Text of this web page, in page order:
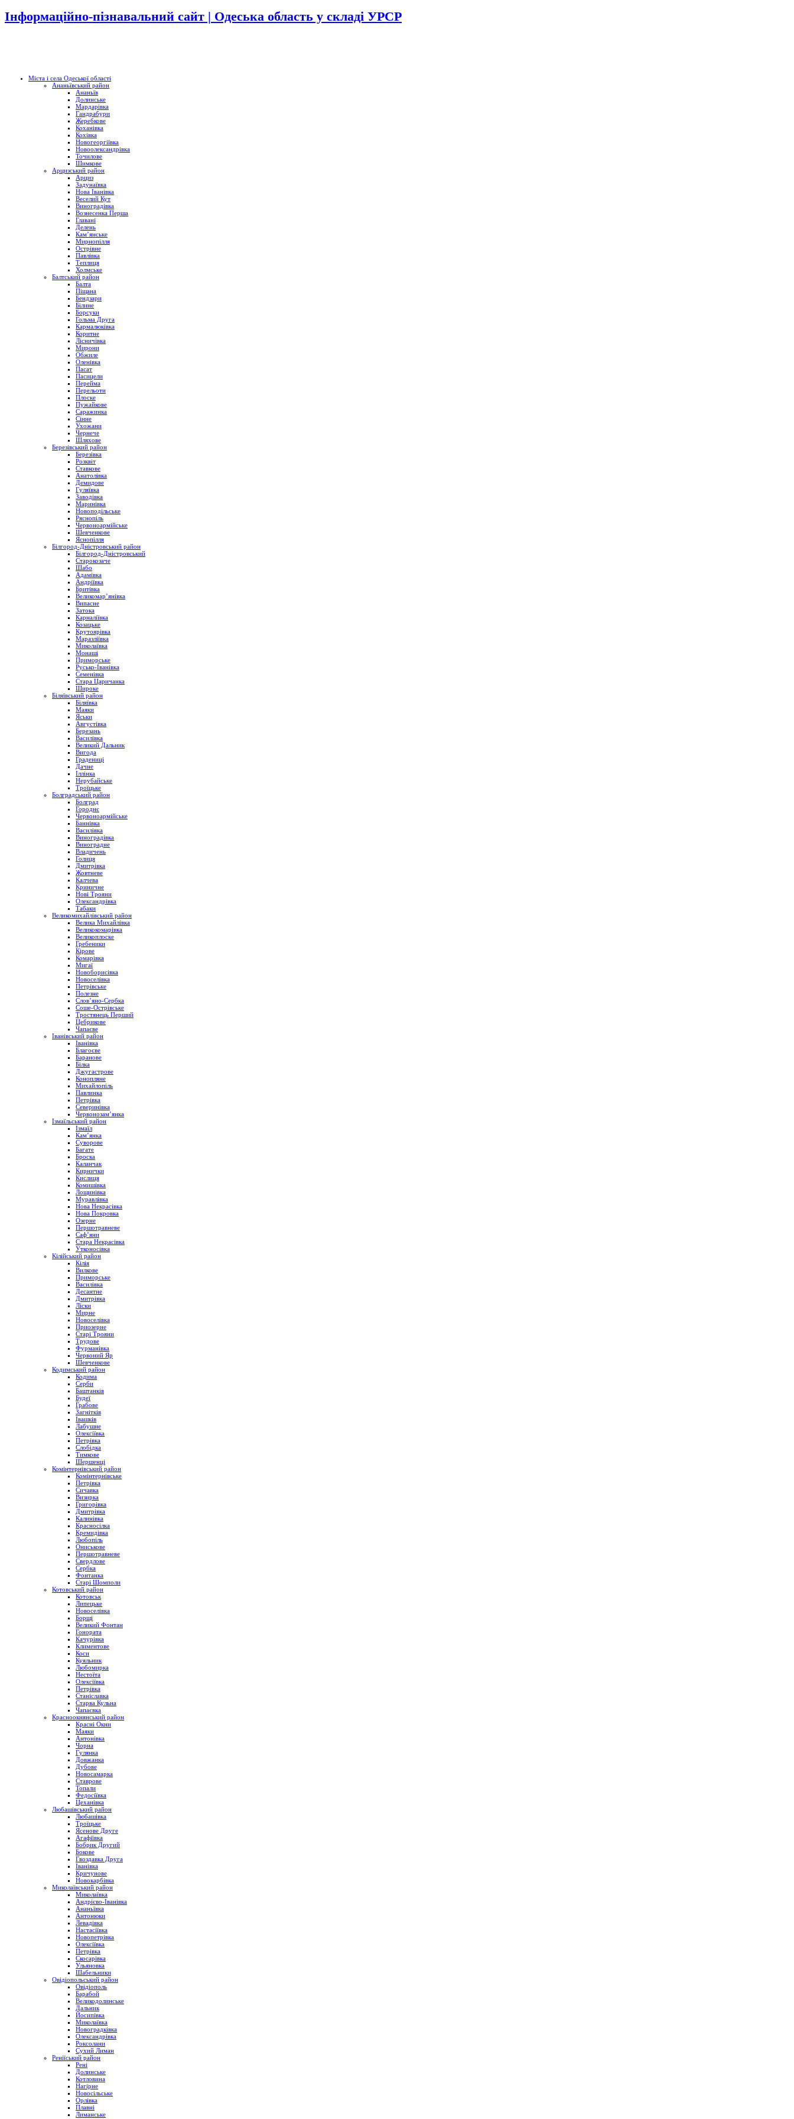
Інформаційно-пізнавальний сайт | Одеська область у складі УРСР
Міста і села Одеської області
Ананьївський район
Ананьїв
Долинське
Мардарівка
Гандрабури
Жеребкове
Коханівка
Кохівка
Новогеоргіївка
Новоолександрівка
Точилове
Шимкове
Арцизський район
Арциз
Задунаївка
Нова Іванівка
Веселий Кут
Виноградівка
Вознесенка Перша
Главані
Делень
Кам’янське
Мирнопілля
Острівне
Павлівка
Теплиця
Холмське
Балтський район
Балта
Піщана
Бендзари
Білине
Борсуки
Гольма Друга
Кармалюківка
Коритне
Лісничівка
Мирони
Обжиле
Оленівка
Пасат
Пасицели
Перейма
Перельоти
Плоске
Пужайкове
Саражинка
Сінне
Ухожани
Чернече
Шляхове
Березівський район
Березівка
Розквіт
Ставкове
Анатолівка
Демидове
Гуляївка
Заводівка
Маринівка
Новоподільське
Ряснопіль
Червоноармійське
Шевченкове
Яснопілля
Білгород-Дністровський район
Білгород-Дністровський
Старокозаче
Шабо
Адамівка
Андріївка
Бритівка
Великомар’янівка
Випасне
Затока
Карналіївка
Козацьке
Крутоярівка
Маразліївка
Миколаївка
Монаші
Приморське
Русько-Іванівка
Семенівка
Стара Царичанка
Широке
Біляївський район
Біляївка
Маяки
Яськи
Августівка
Березань
Василівка
Великий Дальник
Вигода
Градениці
Дачне
Іллінка
Нерубайське
Троїцьке
Болградський район
Болград
Городнє
Червоноармійське
Баннівка
Василівка
Виноградівка
Виноградне
Владичень
Голиця
Дмитрівка
Жовтневе
Калчева
Криничне
Нові Трояни
Олександрівка
Табаки
Великомихайлівський район
Велика Михайлівка
Великокомарівка
Великоплоске
Гребеники
Кірове
Комарівка
Мигаї
Новоборисівка
Новоселівка
Петрівське
Полезне
Слов’яно-Сербка
Соше-Острівське
Тростянець Перший
Цебрикове
Чапаєве
Іванівський район
Іванівка
Благоєве
Баранове
Білка
Джугастрове
Конопляне
Михайлопіль
Павлинка
Петрівка
Северинівка
Червонозам’янка
Ізмаїльський район
Ізмаїл
Кам’янка
Суворове
Багате
Броска
Каланчак
Кирнички
Кислиця
Комишівка
Лощинівка
Муравлівка
Нова Некрасівка
Нова Покровка
Озерне
Першотравневе
Саф’яни
Стара Некрасівка
Утконосівка
Кілійський район
Кілія
Вилкове
Приморське
Василівка
Десантне
Дмитрівка
Ліски
Мирне
Новоселівка
Приозерне
Старі Трояни
Трудове
Фурманівка
Червоний Яр
Шевченкове
Кодимський район
Кодима
Серби
Баштанків
Будеї
Грабове
Загнітків
Івашків
Лабушне
Олексіївка
Петрівка
Слобідка
Тимкове
Шершенці
Комінтернівський район
Комінтернівське
Петрівка
Сичавка
Визирка
Григорівка
Дмитрівка
Калинівка
Красносілка
Кремидівка
Любопіль
Ониськове
Першотравневе
Свердлове
Сербка
Фонтанка
Старі Шомполи
Котовський район
Котовськ
Липецьке
Новоселівка
Борщі
Великий Фонтан
Гонората
Качурівка
Климентове
Коси
Куяльник
Любомирка
Нестоїта
Олексіївка
Петрівка
Станіславка
Старва Кульна
Чапаєвка
Красноокнянський район
Красні Окни
Маяки
Антонівка
Чорна
Гулянка
Довжанка
Дубове
Новосамарка
Ставрове
Топали
Федосіївка
Цеханівка
Любашівський район
Любашівка
Троїцьке
Ясенове Друге
Агафіївка
Бобрик Другий
Бокове
Гвоздавка Друга
Іванівка
Кричунове
Новокарбівка
Миколаївський район
Миколаївка
Андрієво-Іванівка
Ананьївка
Антонюки
Левадівка
Настасіївка
Новопетрівка
Олексіївка
Петрівка
Скосарівка
Ульяновка
Шабельники
Овідіопольський район
Овідіополь
Барабой
Великодолинське
Дальник
Йосипівка
Миколаївка
Новоградківка
Олександрівка
Роксолани
Сухий Лиман
Реніїський район
Рені
Долинське
Котловина
Нагірне
Новосільське
Орлівка
Плавні
Лиманське